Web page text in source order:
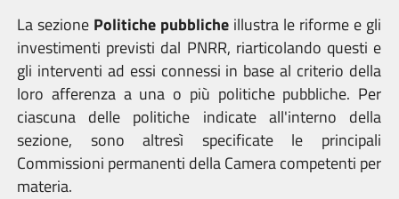
La sezione Politiche pubbliche illustra le riforme e gli
investimenti previsti dal PNRR, riarticolando questi e
gli interventi ad essi connessi in base al criterio della
loro afferenza a una o più politiche pubbliche. Per
ciascuna delle politiche indicate all'interno della
sezione, sono altresì specificate le principali
Commissioni permanenti della Camera competenti per
materia.